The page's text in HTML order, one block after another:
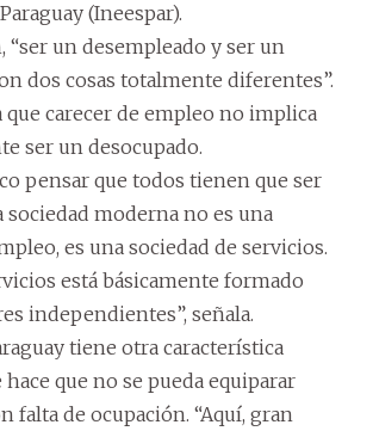
(Ineespar).
“ser un desempleado y ser un
dos cosas totalmente diferentes”.
que carecer de empleo no implica
ser un desocupado.
pensar que todos tienen que ser
sociedad moderna no es una
es una sociedad de servicios.
está básicamente formado
independientes”, señala.
tiene otra característica
que no se pueda equiparar
falta de ocupación. “Aquí, gran